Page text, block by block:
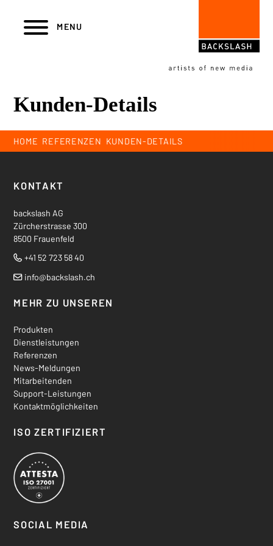
MENU
Kunden-Details
Breadcrumb
HOME REFERENZEN KUNDEN-DETAILS
Footer
KONTAKT
backslash AG
Zürcherstrasse 300
8500 Frauenfeld
+41 52 723 58 40
info@backslash.ch
MEHR ZU UNSEREN
Produkten
Dienstleistungen
Referenzen
News-Meldungen
Mitarbeitenden
Support-Leistungen
Kontaktmöglichkeiten
ISO ZERTIFIZIERT
SOCIAL MEDIA